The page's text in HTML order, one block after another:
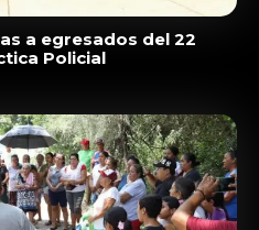
a egresados del 22
Policial